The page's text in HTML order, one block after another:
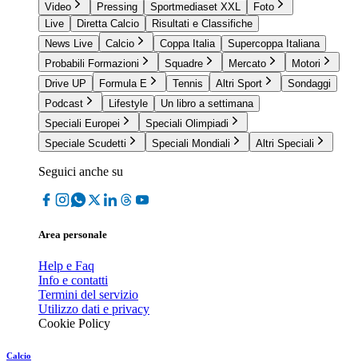
Video Pressing Sportmediaset XXL
Foto
Live
Diretta Calcio
Risultati e Classifiche
News Live
Calcio Coppa Italia
Supercoppa Italiana
Probabili Formazioni
Squadre Mercato
Motori
Drive UP
Formula E Tennis Altri Sport
Sondaggi
Podcast
Lifestyle
Un libro a settimana
Speciali Europei
Speciali Olimpiadi
Speciale Scudetti
Speciali Mondiali Altri Speciali
Seguici anche su
Area personale
Help e Faq
Info e contatti
Termini del servizio
Utilizzo dati e privacy
Cookie Policy
Calcio